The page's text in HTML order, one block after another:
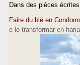
Dans des pièces
Faire du blé en
e lo transformar en